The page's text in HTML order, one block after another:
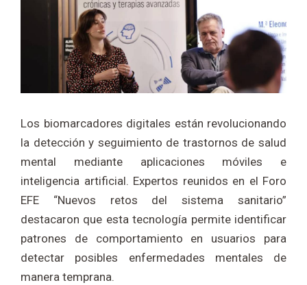
Los biomarcadores digitales están revolucionando
la detección y seguimiento de trastornos de salud
mental mediante aplicaciones móviles e
inteligencia artificial. Expertos reunidos en el Foro
EFE “Nuevos retos del sistema sanitario”
destacaron que esta tecnología permite identificar
patrones de comportamiento en usuarios para
detectar posibles enfermedades mentales de
manera temprana.